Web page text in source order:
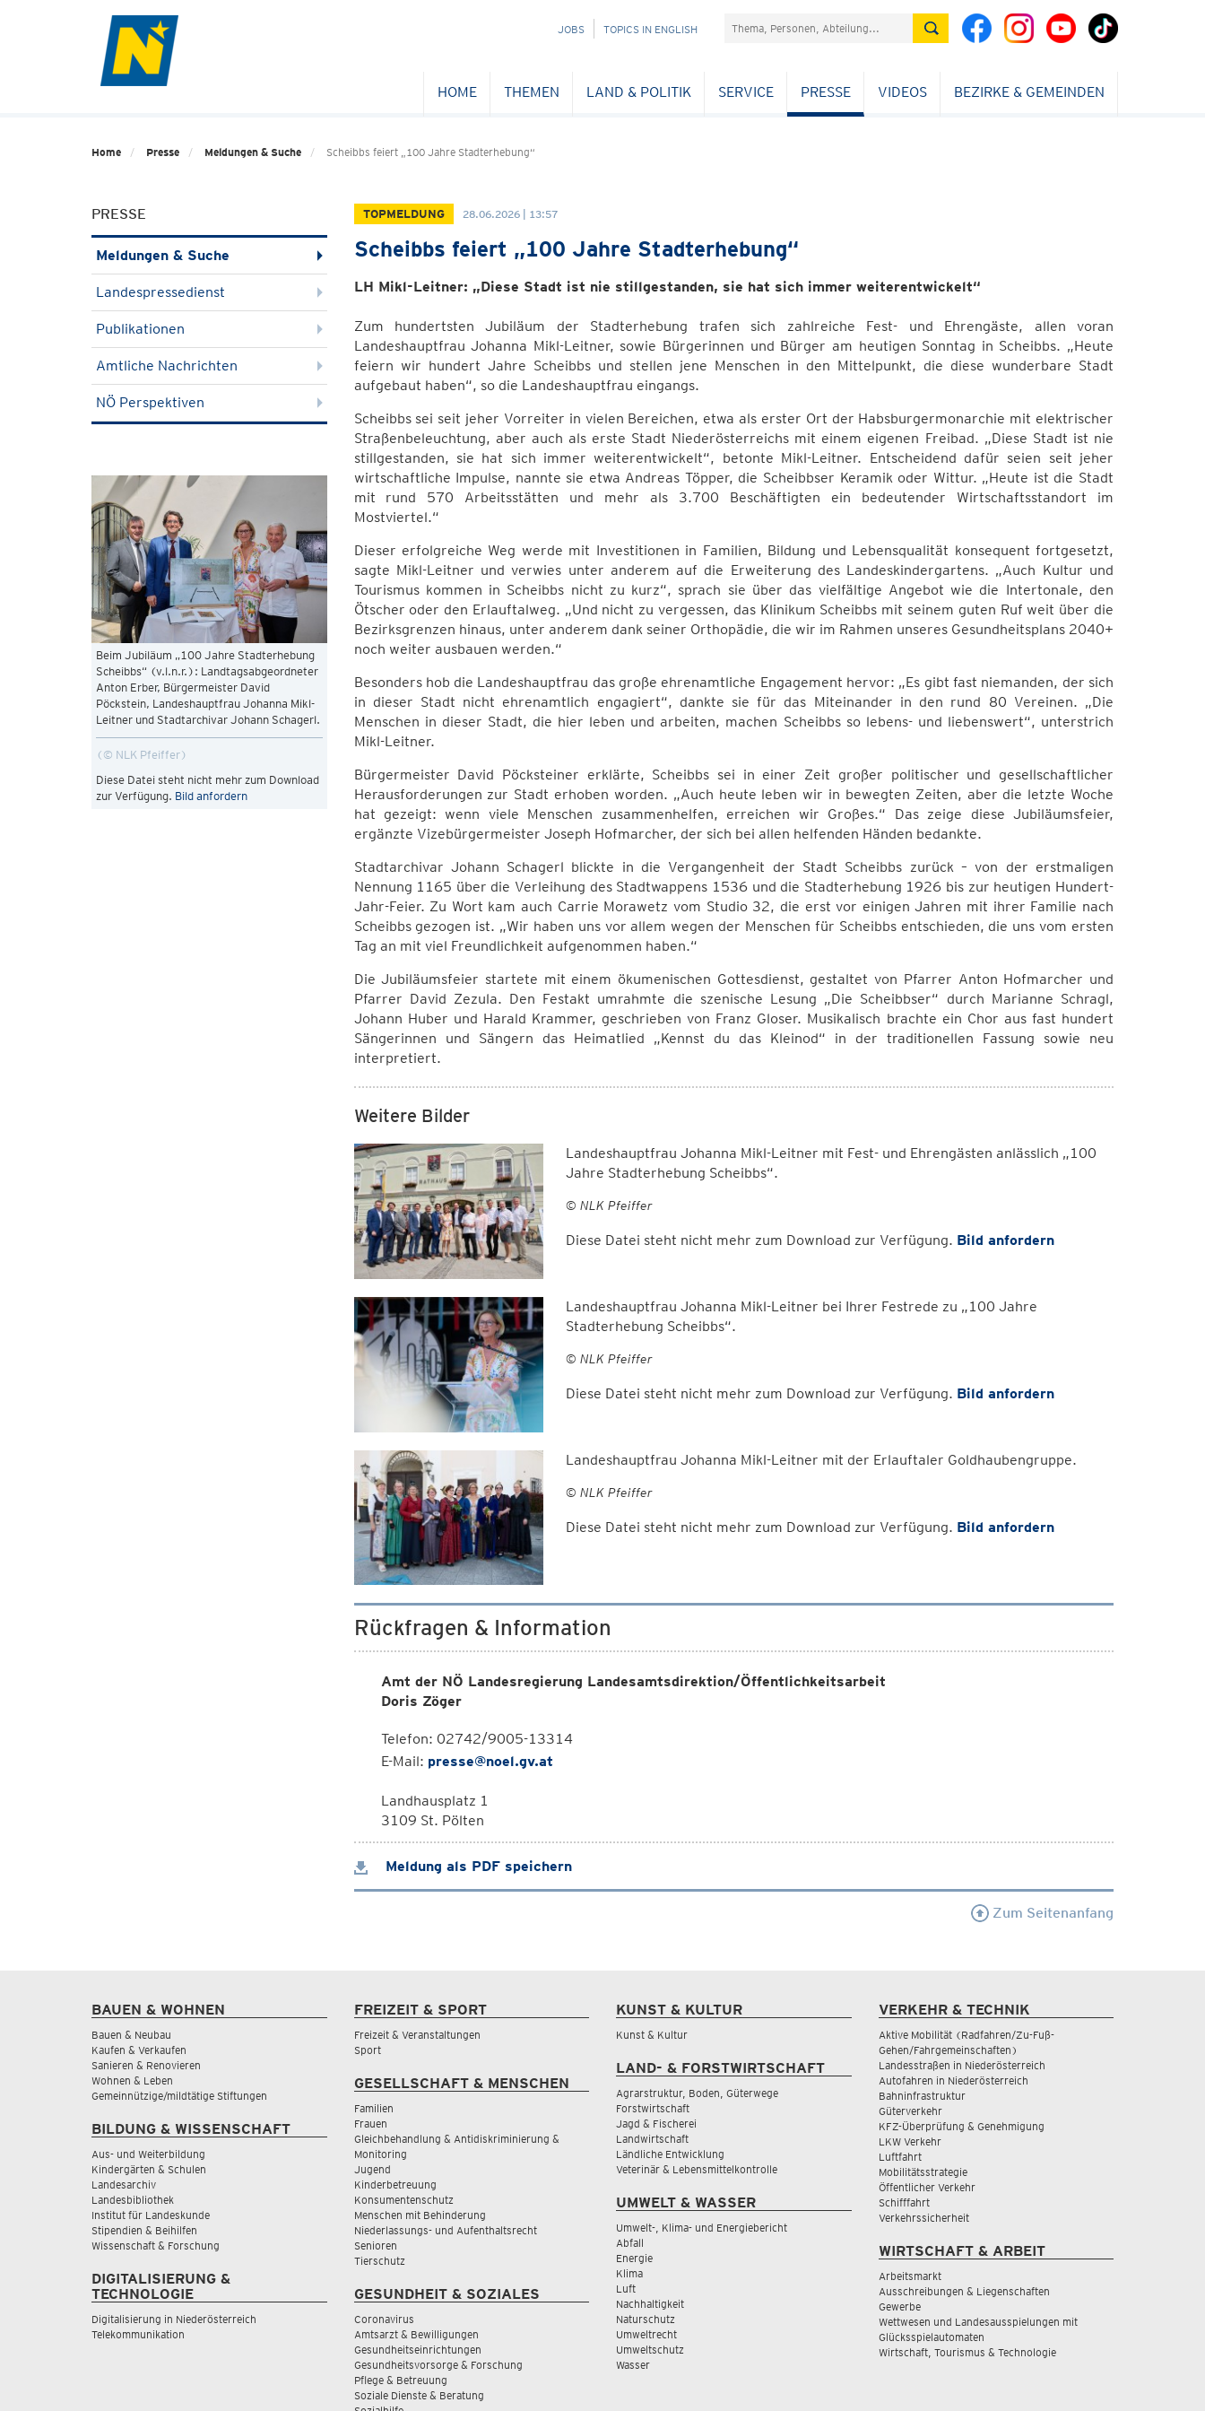
NAVIGATION
JOBS TOPICS IN ENGLISH Suchefeld
HOME THEMEN LAND & POLITIK SERVICE PRESSE VIDEOS BEZIRKE & GEMEINDEN
Home Presse Meldungen & Suche Scheibbs feiert „100 Jahre Stadterhebung“
PRESSE
Meldungen & Suche
Landespressedienst
Publikationen
Amtliche Nachrichten
NÖ Perspektiven
Beim Jubiläum „100 Jahre Stadterhebung
Scheibbs“ (v.l.n.r.): Landtagsabgeordneter
Anton Erber, Bürgermeister David
Pöckstein, Landeshauptfrau Johanna Mikl-
Leitner und Stadtarchivar Johann Schagerl.
© NLK Pfeiffer
Diese Datei steht nicht mehr zum Download
zur Verfügung. Bild anfordern
TOPMELDUNG 28.06.2026 | 13:57
Scheibbs feiert „100 Jahre Stadterhebung“
LH Mikl-Leitner: „Diese Stadt ist nie stillgestanden, sie hat sich immer weiterentwickelt“
Zum hundertsten Jubiläum der Stadterhebung trafen sich zahlreiche Fest- und Ehrengäste, allen voran
Landeshauptfrau Johanna Mikl-Leitner, sowie Bürgerinnen und Bürger am heutigen Sonntag in Scheibbs. „Heute
feiern wir hundert Jahre Scheibbs und stellen jene Menschen in den Mittelpunkt, die diese wunderbare Stadt
aufgebaut haben“, so die Landeshauptfrau eingangs.
Scheibbs sei seit jeher Vorreiter in vielen Bereichen, etwa als erster Ort der Habsburgermonarchie mit elektrischer
Straßenbeleuchtung, aber auch als erste Stadt Niederösterreichs mit einem eigenen Freibad. „Diese Stadt ist nie
stillgestanden, sie hat sich immer weiterentwickelt“, betonte Mikl-Leitner. Entscheidend dafür seien seit jeher
wirtschaftliche Impulse, nannte sie etwa Andreas Töpper, die Scheibbser Keramik oder Wittur. „Heute ist die Stadt
mit rund 570 Arbeitsstätten und mehr als 3.700 Beschäftigten ein bedeutender Wirtschaftsstandort im
Mostviertel.“
Dieser erfolgreiche Weg werde mit Investitionen in Familien, Bildung und Lebensqualität konsequent fortgesetzt,
sagte Mikl-Leitner und verwies unter anderem auf die Erweiterung des Landeskindergartens. „Auch Kultur und
Tourismus kommen in Scheibbs nicht zu kurz“, sprach sie über das vielfältige Angebot wie die Intertonale, den
Ötscher oder den Erlauftalweg. „Und nicht zu vergessen, das Klinikum Scheibbs mit seinem guten Ruf weit über die
Bezirksgrenzen hinaus, unter anderem dank seiner Orthopädie, die wir im Rahmen unseres Gesundheitsplans 2040+
noch weiter ausbauen werden.“
Besonders hob die Landeshauptfrau das große ehrenamtliche Engagement hervor: „Es gibt fast niemanden, der sich
in dieser Stadt nicht ehrenamtlich engagiert“, dankte sie für das Miteinander in den rund 80 Vereinen. „Die
Menschen in dieser Stadt, die hier leben und arbeiten, machen Scheibbs so lebens- und liebenswert“, unterstrich
Mikl-Leitner.
Bürgermeister David Pöcksteiner erklärte, Scheibbs sei in einer Zeit großer politischer und gesellschaftlicher
Herausforderungen zur Stadt erhoben worden. „Auch heute leben wir in bewegten Zeiten, aber die letzte Woche
hat gezeigt: wenn viele Menschen zusammenhelfen, erreichen wir Großes.“ Das zeige diese Jubiläumsfeier,
ergänzte Vizebürgermeister Joseph Hofmarcher, der sich bei allen helfenden Händen bedankte.
Stadtarchivar Johann Schagerl blickte in die Vergangenheit der Stadt Scheibbs zurück – von der erstmaligen
Nennung 1165 über die Verleihung des Stadtwappens 1536 und die Stadterhebung 1926 bis zur heutigen Hundert-
Jahr-Feier. Zu Wort kam auch Carrie Morawetz vom Studio 32, die erst vor einigen Jahren mit ihrer Familie nach
Scheibbs gezogen ist. „Wir haben uns vor allem wegen der Menschen für Scheibbs entschieden, die uns vom ersten
Tag an mit viel Freundlichkeit aufgenommen haben.“
Die Jubiläumsfeier startete mit einem ökumenischen Gottesdienst, gestaltet von Pfarrer Anton Hofmarcher und
Pfarrer David Zezula. Den Festakt umrahmte die szenische Lesung „Die Scheibbser“ durch Marianne Schragl,
Johann Huber und Harald Krammer, geschrieben von Franz Gloser. Musikalisch brachte ein Chor aus fast hundert
Sängerinnen und Sängern das Heimatlied „Kennst du das Kleinod“ in der traditionellen Fassung sowie neu
interpretiert.
Weitere Bilder
Landeshauptfrau Johanna Mikl-Leitner mit Fest- und Ehrengästen anlässlich „100
Jahre Stadterhebung Scheibbs“.
© NLK Pfeiffer
Diese Datei steht nicht mehr zum Download zur Verfügung. Bild anfordern
Landeshauptfrau Johanna Mikl-Leitner bei Ihrer Festrede zu „100 Jahre
Stadterhebung Scheibbs“.
© NLK Pfeiffer
Diese Datei steht nicht mehr zum Download zur Verfügung. Bild anfordern
Landeshauptfrau Johanna Mikl-Leitner mit der Erlauftaler Goldhaubengruppe.
© NLK Pfeiffer
Diese Datei steht nicht mehr zum Download zur Verfügung. Bild anfordern
Rückfragen & Information
Amt der NÖ Landesregierung Landesamtsdirektion/Öffentlichkeitsarbeit
Doris Zöger
Telefon: 02742/9005-13314
E-Mail: presse@noel.gv.at
Landhausplatz 1
3109 St. Pölten
Meldung als PDF speichern
Zum Seitenanfang
BAUEN & WOHNEN
Bauen & Neubau
Kaufen & Verkaufen
Sanieren & Renovieren
Wohnen & Leben
Gemeinnützige/mildtätige Stiftungen
BILDUNG & WISSENSCHAFT
Aus- und Weiterbildung
Kindergärten & Schulen
Landesarchiv
Landesbibliothek
Institut für Landeskunde
Stipendien & Beihilfen
Wissenschaft & Forschung
DIGITALISIERUNG &
TECHNOLOGIE
Digitalisierung in Niederösterreich
Telekommunikation
FREIZEIT & SPORT
Freizeit & Veranstaltungen
Sport
GESELLSCHAFT & MENSCHEN
Familien
Frauen
Gleichbehandlung & Antidiskriminierung &
Monitoring
Jugend
Kinderbetreuung
Konsumentenschutz
Menschen mit Behinderung
Niederlassungs- und Aufenthaltsrecht
Senioren
Tierschutz
GESUNDHEIT & SOZIALES
Coronavirus
Amtsarzt & Bewilligungen
Gesundheitseinrichtungen
Gesundheitsvorsorge & Forschung
Pflege & Betreuung
Soziale Dienste & Beratung
KUNST & KULTUR
Kunst & Kultur
LAND- & FORSTWIRTSCHAFT
Agrarstruktur, Boden, Güterwege
Forstwirtschaft
Jagd & Fischerei
Landwirtschaft
Ländliche Entwicklung
Veterinär & Lebensmittelkontrolle
UMWELT & WASSER
Umwelt-, Klima- und Energiebericht
Abfall
Energie
Klima
Luft
Nachhaltigkeit
Naturschutz
Umweltrecht
Umweltschutz
Wasser
VERKEHR & TECHNIK
Aktive Mobilität (Radfahren/Zu-Fuß-
Gehen/Fahrgemeinschaften)
Landesstraßen in Niederösterreich
Autofahren in Niederösterreich
Bahninfrastruktur
Güterverkehr
KFZ-Überprüfung & Genehmigung
LKW Verkehr
Luftfahrt
Mobilitätsstrategie
Öffentlicher Verkehr
Schifffahrt
Verkehrssicherheit
WIRTSCHAFT & ARBEIT
Arbeitsmarkt
Ausschreibungen & Liegenschaften
Gewerbe
Wettwesen und Landesausspielungen mit
Glücksspielautomaten
Wirtschaft, Tourismus & Technologie